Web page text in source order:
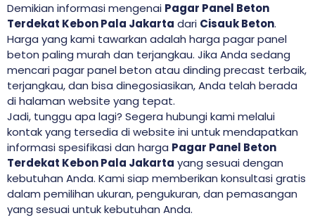
Demikian informasi mengenai Pagar Panel Beton
Terdekat Kebon Pala Jakarta dari Cisauk Beton.
Harga yang kami tawarkan adalah harga pagar panel
beton paling murah dan terjangkau. Jika Anda sedang
mencari pagar panel beton atau dinding precast terbaik,
terjangkau, dan bisa dinegosiasikan, Anda telah berada
di halaman website yang tepat.
Jadi, tunggu apa lagi? Segera hubungi kami melalui
kontak yang tersedia di website ini untuk mendapatkan
informasi spesifikasi dan harga Pagar Panel Beton
Terdekat Kebon Pala Jakarta yang sesuai dengan
kebutuhan Anda. Kami siap memberikan konsultasi gratis
dalam pemilihan ukuran, pengukuran, dan pemasangan
yang sesuai untuk kebutuhan Anda.